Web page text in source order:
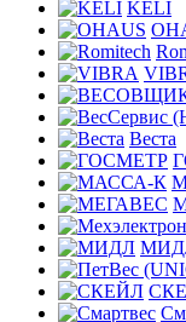
KELI
Веста